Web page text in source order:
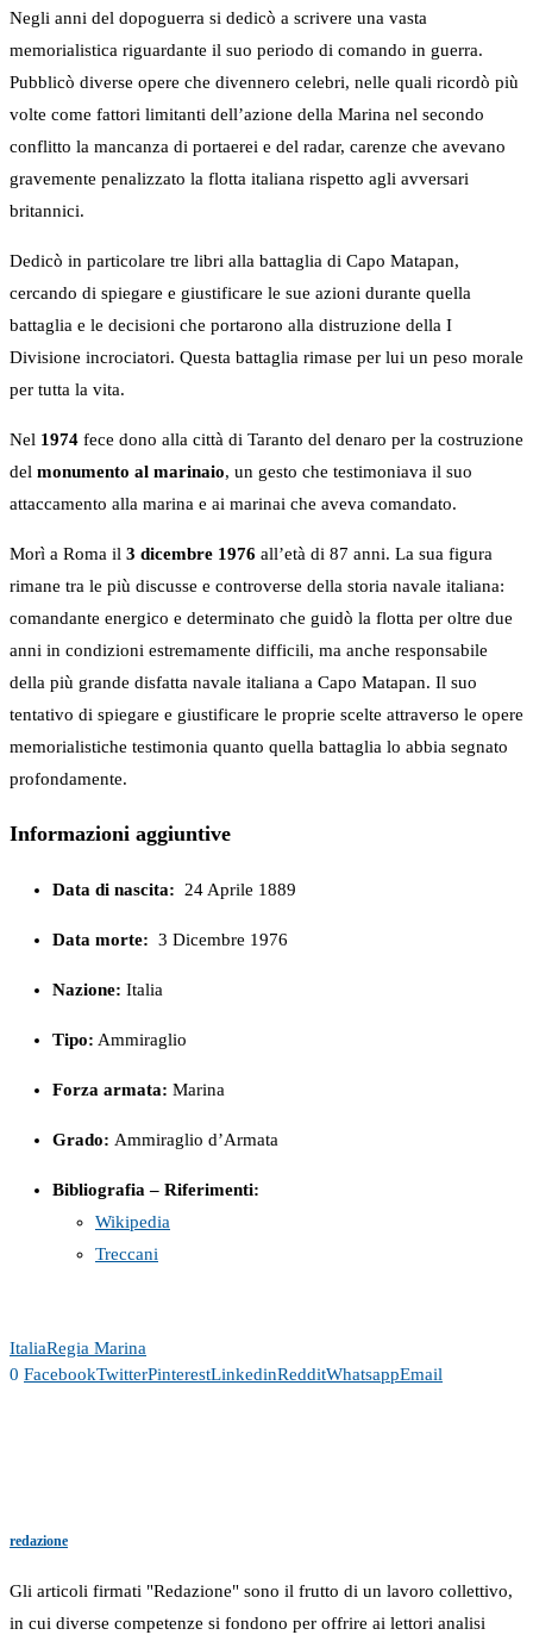
Negli anni del dopoguerra si dedicò a scrivere una vasta
memorialistica riguardante il suo periodo di comando in guerra.
Pubblicò diverse opere che divennero celebri, nelle quali ricordò più
volte come fattori limitanti dell’azione della Marina nel secondo
conflitto la mancanza di portaerei e del radar, carenze che avevano
gravemente penalizzato la flotta italiana rispetto agli avversari
britannici.
Dedicò in particolare tre libri alla battaglia di Capo Matapan,
cercando di spiegare e giustificare le sue azioni durante quella
battaglia e le decisioni che portarono alla distruzione della I
Divisione incrociatori. Questa battaglia rimase per lui un peso morale
per tutta la vita.
Nel 1974 fece dono alla città di Taranto del denaro per la costruzione
del monumento al marinaio, un gesto che testimoniava il suo
attaccamento alla marina e ai marinai che aveva comandato.
Morì a Roma il 3 dicembre 1976 all’età di 87 anni. La sua figura
rimane tra le più discusse e controverse della storia navale italiana:
comandante energico e determinato che guidò la flotta per oltre due
anni in condizioni estremamente difficili, ma anche responsabile
della più grande disfatta navale italiana a Capo Matapan. Il suo
tentativo di spiegare e giustificare le proprie scelte attraverso le opere
memorialistiche testimonia quanto quella battaglia lo abbia segnato
profondamente.
Informazioni aggiuntive
Data di nascita: 24 Aprile 1889
Data morte: 3 Dicembre 1976
Nazione: Italia
Tipo: Ammiraglio
Forza armata: Marina
Grado: Ammiraglio d’Armata
Bibliografia – Riferimenti:
Wikipedia
Treccani
ItaliaRegia Marina
0 FacebookTwitterPinterestLinkedinRedditWhatsappEmail
redazione
Gli articoli firmati "Redazione" sono il frutto di un lavoro collettivo,
in cui diverse competenze si fondono per offrire ai lettori analisi